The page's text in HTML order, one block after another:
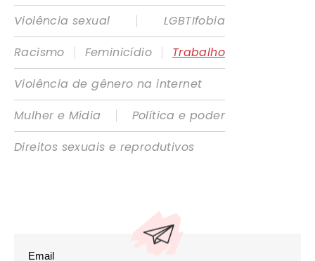
Violência sexual
|
LGBTIfobia
Racismo
| Feminicídio |
Trabalho
Violência de gênero na internet
Mulher e Mídia
|
Política e poder
Direitos sexuais e reprodutivos